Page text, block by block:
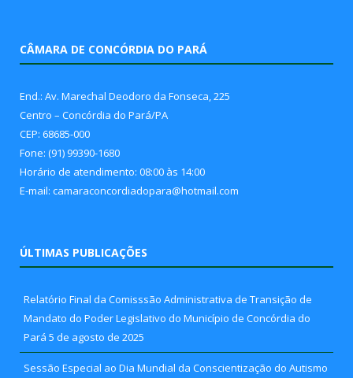
CÂMARA DE CONCÓRDIA DO PARÁ
End.: Av. Marechal Deodoro da Fonseca, 225
Centro – Concórdia do Pará/PA
CEP: 68685-000
Fone: (91) 99390-1680
Horário de atendimento: 08:00 às 14:00
E-mail: camaraconcordiadopara@hotmail.com
ÚLTIMAS PUBLICAÇÕES
Relatório Final da Comisssão Administrativa de Transição de
Mandato do Poder Legislativo do Município de Concórdia do
Pará 5 de agosto de 2025
Sessão Especial ao Dia Mundial da Conscientização do Autismo